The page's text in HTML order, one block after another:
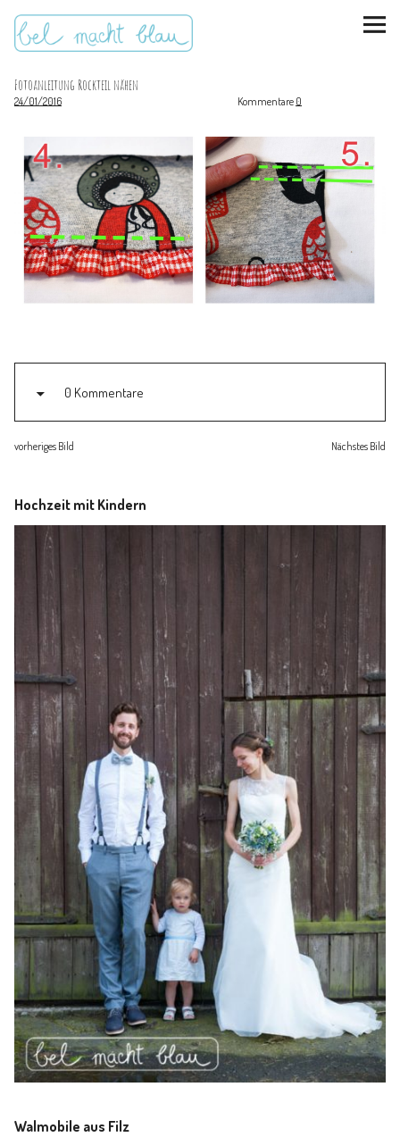
instagram
pinterestbloglovin
Malen + basteln
Feste feiern
Kinderzimmer
Mathe für Mamas
Fotoanleitung Rockteil nähen
24/01/2016 Kommentare 0
0 Kommentare
Nächstes Bild
vorheriges Bild
Hochzeit mit Kindern
Walmobile aus Filz